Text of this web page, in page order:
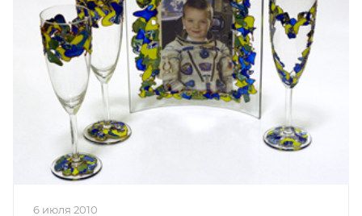
6 июля 2010